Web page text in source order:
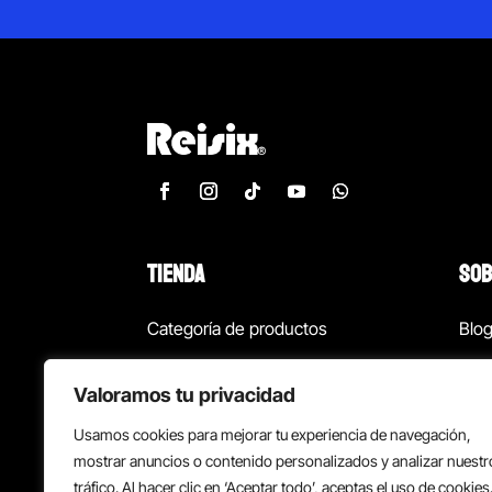
Valoramos tu privacidad
Usamos cookies para mejorar tu experiencia de navegación,
mostrar anuncios o contenido personalizados y analizar
tráfico. Al hacer clic en ‘Aceptar todo’, aceptas el uso de cookies.
TIENDA
Categoría de productos
¡Las mejores ofertas!
Back to school
Blog